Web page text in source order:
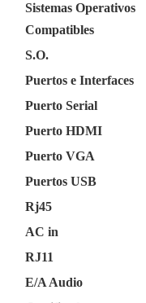
Sistemas Operativos
Compatibles
S.O.
Puertos e Interfaces
Puerto Serial
Puerto HDMI
Puerto VGA
Puertos USB
Rj45
AC in
RJ11
E/A Audio